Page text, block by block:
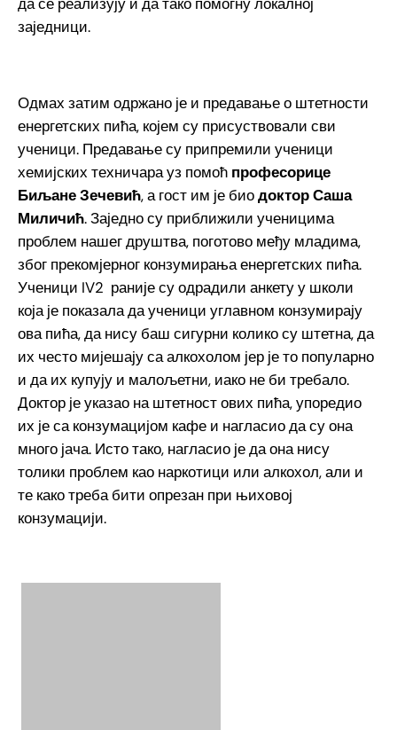
заједници.
Одмах затим одржано је и предавање о штетности
енергетских пића, којем су присуствовали сви
ученици. Предавање су припремили ученици
хемијских техничара уз помоћ професорице
Биљане Зечевић, а гост им је биодоктор Саша
Миличић. Заједно су приближили ученицима
проблем нашег друштва, поготово међу младима,
због прекомјерног конзумирања енергетских пића.
Ученици IV2 раније су одрадили анкету у школи
која је показала да ученици углавном конзумирају
ова пића, да нису баш сигурни колико су штетна, да
их често мијешају са алкохолом јер је то популарно
и да их купују и малољетни, иако не би требало.
Доктор је указао на штетност ових пића, упоредио
их је са конзумацијом кафе и нагласио да су она
много јача. Исто тако, нагласио је да она нису
толики проблем као наркотици или алкохол, али и
те како треба бити опрезан при њиховој
конзумацији.